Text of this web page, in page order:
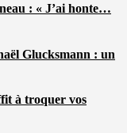
: « J’ai honte…
Glucksmann : un
à troquer vos